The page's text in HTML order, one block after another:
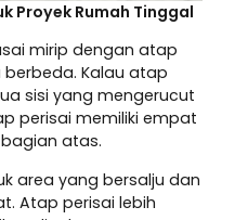
Proyek Rumah Tinggal
mirip dengan atap
Kalau atap
sisi yang mengerucut
perisai memiliki empat
atas.
area yang bersalju dan
Atap perisai lebih